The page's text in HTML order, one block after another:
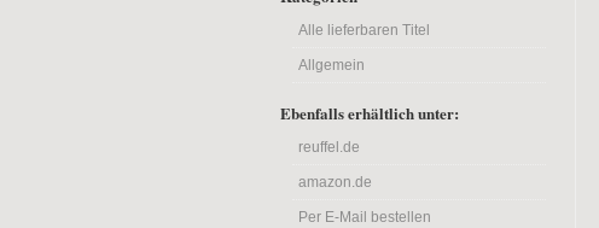
Alle lieferbaren Titel
Allgemein
Ebenfalls erhältlich unter:
reuffel.de
amazon.de
Per E-Mail bestellen